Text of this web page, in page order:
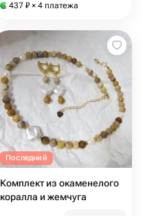
437 ₽ × 4 платежа
Последний
Комплект из окаменелого
коралла и жемчуга